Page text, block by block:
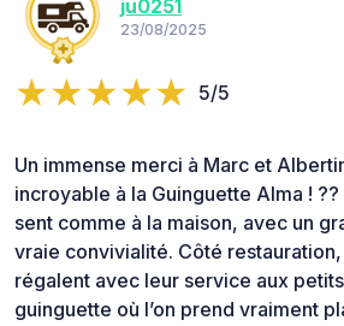
ju0251
23/08/2025
5/5
Un immense merci à Marc et
incroyable à la Guinguette Alma ! ??
sent comme à la maison, avec un
vraie convivialité. Côté
régalent avec leur service aux
guinguette où l’on prend vraiment